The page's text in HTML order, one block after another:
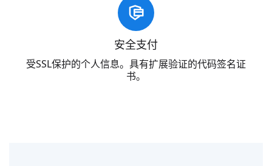
安全支付
受SSL保护的个人信息。具有扩展验证的代码签名证
书。